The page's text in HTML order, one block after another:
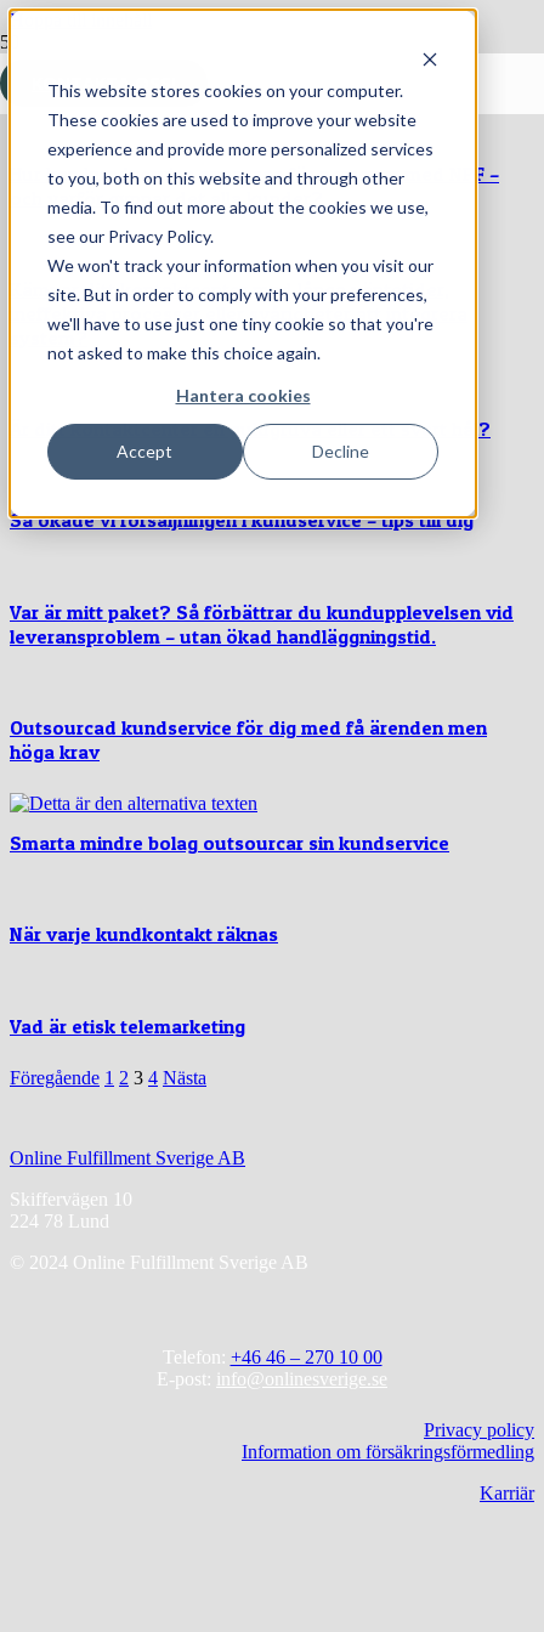
This website stores cookies on your computer.
These cookies are used to improve your website
experience and provide more personalized services
to you, both on this website and through other
media. To find out more about the cookies we use,
see our Privacy Policy.
We won't track your information when you visit our
site. But in order to comply with your preferences,
we'll have to use just one tiny cookie so that you're
not asked to make this choice again.
Hantera cookies
Accept Decline
Hoppa till innehåll
KONTAKTA OSS!
ONLINE FÅR TRYGG KUNDKONTAKT 2025
Hur kan kundservice anpassas för personer med NPF –
och varför gynnar det alla kunder?
Kämpar ditt kontaktcenter med långa väntetider,
ineffektiva processer eller svårigheter att integrera
system?
Är ditt kontaktcenter en guldgruva eller ett svart hål?
Så ökade vi försäljningen i kundservice – tips till dig
Var är mitt paket? Så förbättrar du kundupplevelsen vid
leveransproblem – utan ökad handläggningstid.
Outsourcad kundservice för dig med få ärenden men
höga krav
Smarta mindre bolag outsourcar sin kundservice
När varje kundkontakt räknas
Vad är etisk telemarketing
Föregående 1 2 3 4 Nästa
Online Fulfillment Sverige AB
Skiffervägen 10
224 78 Lund
© 2024 Online Fulfillment Sverige AB
Telefon: +46 46 – 270 10 00
E-post: info@onlinesverige.se
Privacy policy
Information om försäkringsförmedling
Karriär